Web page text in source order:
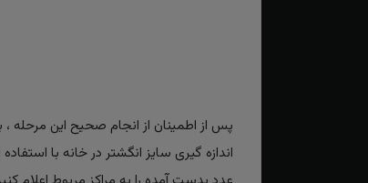
پس از اطمینان از انجام صحیح این
اندازه گیری سایز انگشتر در خانه با